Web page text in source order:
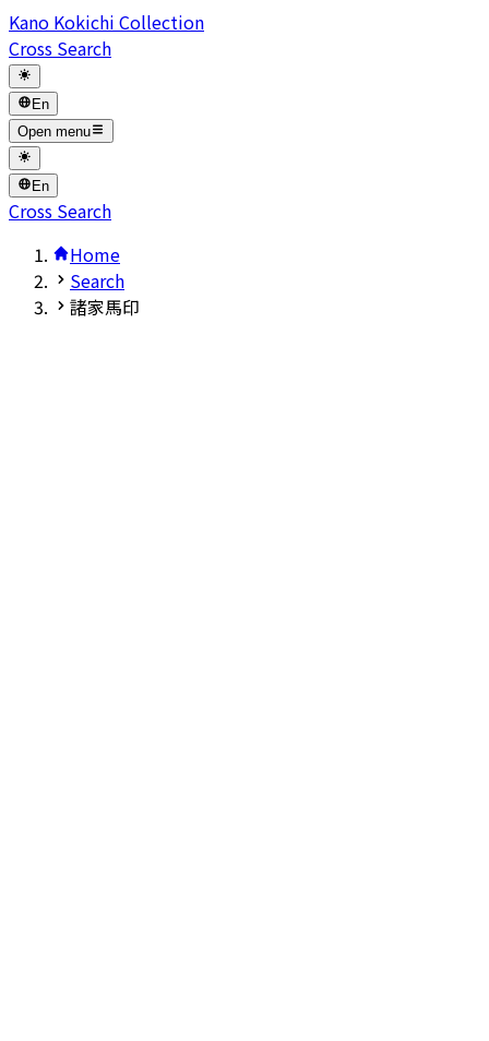
Kano Kokichi Collection
Cross Search
En
Open menu
En
Cross Search
Home
Search
諸家馬印